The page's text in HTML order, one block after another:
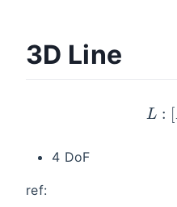
3D Line
4 DoF
ref: